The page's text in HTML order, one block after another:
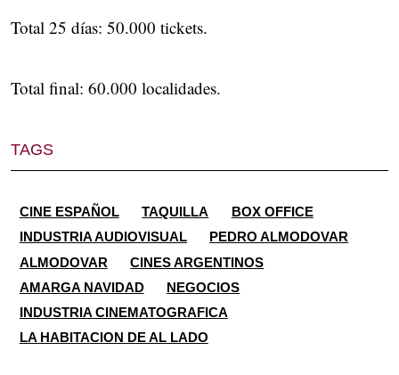
Total 25 días: 50.000 tickets.
Total final: 60.000 localidades.
TAGS
CINE ESPAÑOL TAQUILLA
BOX OFFICE
INDUSTRIA AUDIOVISUAL
PEDRO ALMODOVAR
ALMODOVAR
CINES ARGENTINOS
AMARGA NAVIDAD
NEGOCIOS
INDUSTRIA CINEMATOGRAFICA
LA HABITACION DE AL LADO